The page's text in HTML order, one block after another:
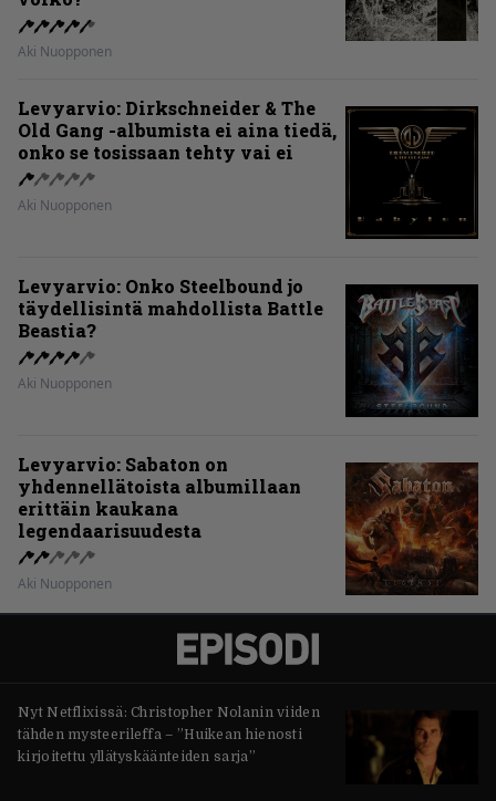
Aki Nuopponen
Levyarvio: Dirkschneider & The
Old Gang -albumista ei aina tiedä,
onko se tosissaan tehty vai ei
Aki Nuopponen
Levyarvio: Onko Steelbound jo
täydellisintä mahdollista Battle
Beastia?
Aki Nuopponen
Levyarvio: Sabaton on
yhdennellätoista albumillaan
erittäin kaukana
legendaarisuudesta
Aki Nuopponen
Nyt Netflixissä: Christopher Nolanin viiden
tähden mysteerileffa – ”Huikean hienosti
kirjoitettu yllätyskäänteiden sarja”